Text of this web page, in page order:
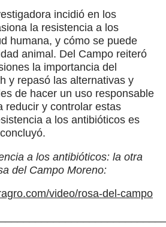
incidió en los
la resistencia a los
humana, y cómo se puede
animal. Del Campo reiteró
la importancia del
y repasó las alternativas y
de hacer un uso responsable
reducir y controlar estas
a los antibióticos es
a los antibióticos: la otra
del Campo Moreno:
video/rosa-del-campo